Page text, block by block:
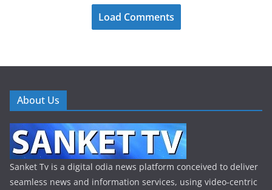
Load Comments
About Us
Sanket Tv is a digital odia news platform conceived to deliver
seamless news and information services, using video-centric